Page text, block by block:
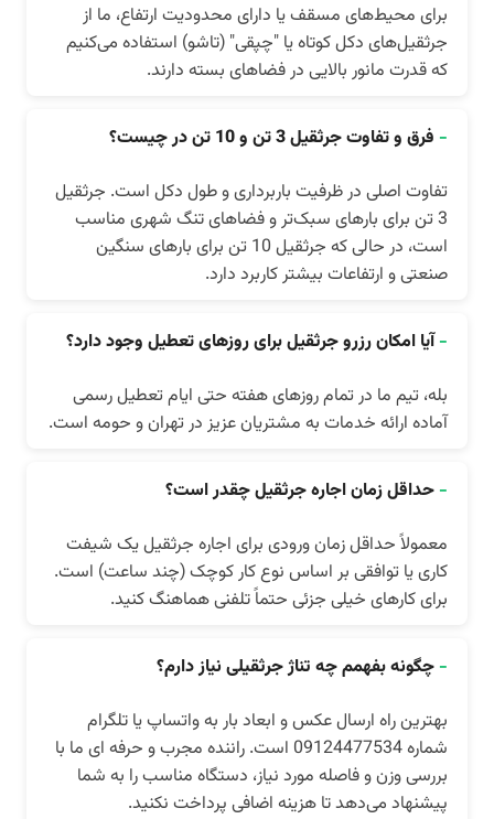
برای محیط‌های مسقف یا دارای محدودیت ارتفاع، ما از
جرثقیل‌های دکل کوتاه یا "چپقی" (تاشو) استفاده می‌کنیم
که قدرت مانور بالایی در فضاهای بسته دارند.
- فرق و تفاوت جرثقیل 3 تن و 10 تن در چیست؟
تفاوت اصلی در ظرفیت باربرداری و طول دکل است. جرثقیل
3 تن برای بارهای سبک‌تر و فضاهای تنگ شهری مناسب
است، در حالی که جرثقیل 10 تن برای بارهای سنگین
صنعتی و ارتفاعات بیشتر کاربرد دارد.
-آیا امکان رزرو جرثقیل برای روزهای تعطیل وجود دارد؟
بله، تیم ما در تمام روزهای هفته حتی ایام تعطیل رسمی
آماده ارائه خدمات به مشتریان عزیز در تهران و حومه است.
-حداقل زمان اجاره جرثقیل چقدر است؟
معمولاً حداقل زمان ورودی برای اجاره جرثقیل یک شیفت
کاری یا توافقی بر اساس نوع کار کوچک (چند ساعت) است.
برای کارهای خیلی جزئی حتماً تلفنی هماهنگ کنید.
-چگونه بفهمم چه تناژ جرثقیلی نیاز دارم؟
بهترین راه ارسال عکس و ابعاد بار به واتساپ یا تلگرام
شماره 09124477534 است. راننده مجرب و حرفه ای ما با
بررسی وزن و فاصله مورد نیاز، دستگاه مناسب را به شما
پیشنهاد می‌دهد تا هزینه اضافی پرداخت نکنید.